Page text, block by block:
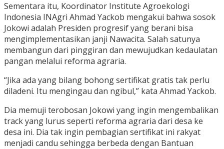
Sementara itu, Koordinator Institute Agroekologi
Indonesia INAgri Ahmad Yackob mengakui bahwa sosok
Jokowi adalah Presiden progresif yang berani bisa
mengimplementasikan janji Nawacita. Salah satunya
membangun dari pinggiran dan mewujudkan kedaulatan
pangan melalui reforma agraria.
“Jika ada yang bilang bohong sertifikat gratis tak perlu
diladeni. Itu mengingau dan ngibul,” kata Ahmad Yackob.
Dia memuji terobosan Jokowi yang ingin mengembalikan
track yang lurus seperti reforma agraria dari desa ke
desa ini. Dia tak ingin pembagian sertifikat ini rakyat
menjadi candu sehingga berbeda dengan Bantuan